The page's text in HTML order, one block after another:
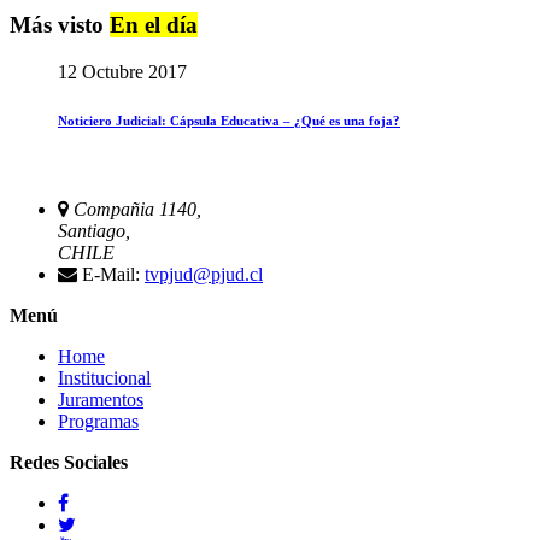
Más visto En el día
12 Octubre 2017
Noticiero Judicial: Cápsula Educativa – ¿Qué es una foja?
Compañia 1140,
Santiago,
CHILE
E-Mail: tvpjud@pjud.cl
Menú
Home
Institucional
Juramentos
Programas
Redes Sociales